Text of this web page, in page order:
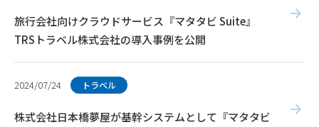
旅行会社向けクラウドサービス『マタタビ Suite』
TRSトラベル株式会社の導入事例を公開
2024/07/24 トラベル
株式会社日本橋夢屋が基幹システムとして『マタタビ